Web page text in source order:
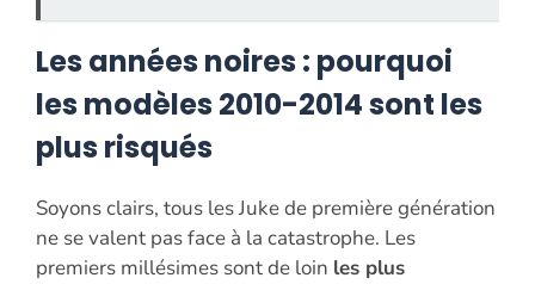
Les années noires : pourquoi
les modèles 2010-2014 sont les
plus risqués
Soyons clairs, tous les Juke de première génération
ne se valent pas face à la catastrophe. Les
premiers millésimes sont de loin les plus